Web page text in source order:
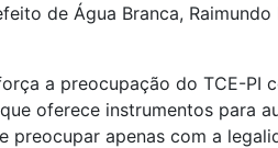
de Água Branca, Raimundo
a preocupação do TCE-PI
oferece instrumentos para
preocupar apenas com a